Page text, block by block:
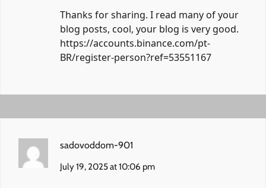
Thanks for sharing. I read many of your
blog posts, cool, your blog is very good.
https://accounts.binance.com/pt-
BR/register-person?ref=53551167
sadovoddom-901
July 19, 2025 at 10:06 pm